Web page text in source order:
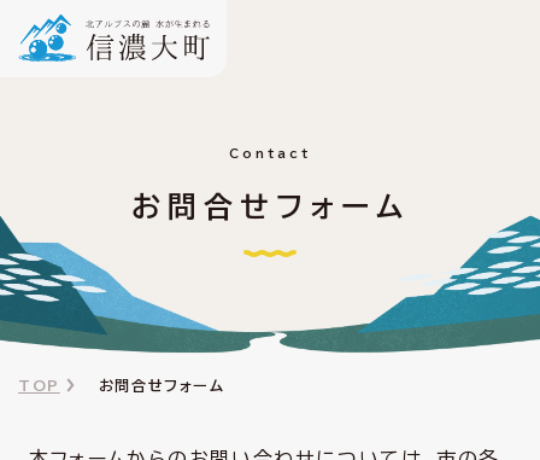
Contact
お問合せフォーム
TOP お問合せフォーム